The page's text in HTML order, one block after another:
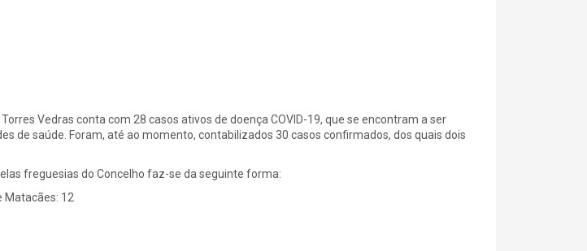
Vedras conta com 28 casos ativos de doença COVID-19, que se encontram a ser
de saúde. Foram, até ao momento, contabilizados 30 casos confirmados, dos quais dois
freguesias do Concelho faz-se da seguinte forma:
Matacães: 12